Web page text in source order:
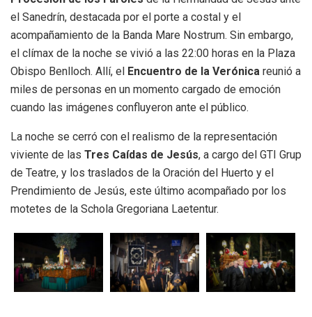
el Sanedrín, destacada por el porte a costal y el
acompañamiento de la Banda Mare Nostrum. Sin embargo,
el clímax de la noche se vivió a las 22:00 horas en la Plaza
Obispo Benlloch. Allí, el Encuentro de la Verónica reunió a
miles de personas en un momento cargado de emoción
cuando las imágenes confluyeron ante el público.
La noche se cerró con el realismo de la representación
viviente de las Tres Caídas de Jesús, a cargo del GTI Grup
de Teatre, y los traslados de la Oración del Huerto y el
Prendimiento de Jesús, este último acompañado por los
motetes de la Schola Gregoriana Laetentur.